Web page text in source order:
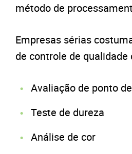
método de
Empresas sérias
de controle de qualidade
Avaliação de ponto
Teste de dureza
Análise de cor